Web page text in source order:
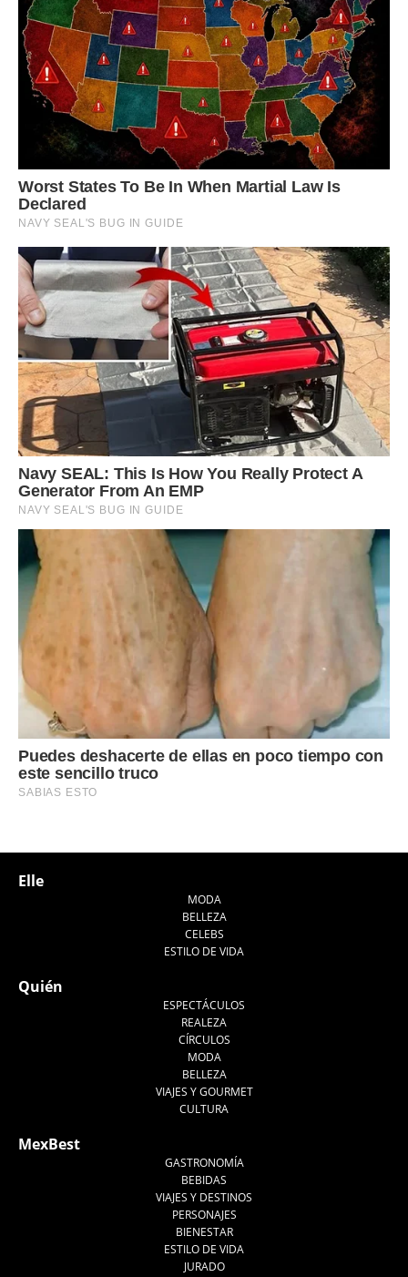
Elle
MODA
BELLEZA
CELEBS
ESTILO DE VIDA
Quién
ESPECTÁCULOS
REALEZA
CÍRCULOS
MODA
BELLEZA
VIAJES Y GOURMET
CULTURA
MexBest
GASTRONOMÍA
BEBIDAS
VIAJES Y DESTINOS
PERSONAJES
BIENESTAR
ESTILO DE VIDA
JURADO